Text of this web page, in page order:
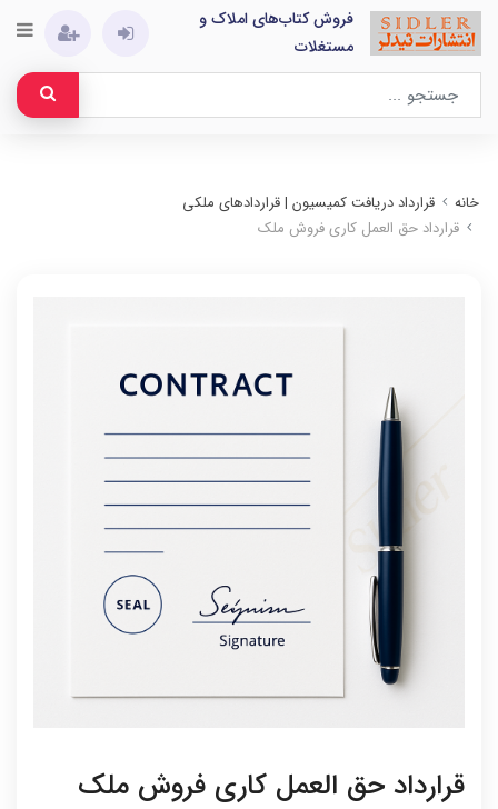
فروش کتاب‌های املاک و
مستغلات
خانه
قرارداد دریافت کمیسیون | قراردادهای ملکی
قرارداد حق العمل کاری فروش ملک
قرارداد حق العمل کاری فروش ملک